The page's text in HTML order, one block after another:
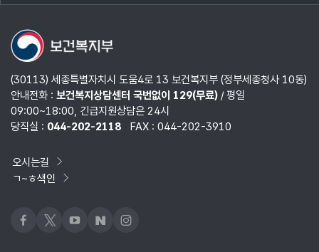
열기
(30113) 세종특별자치시 도움4로 13 보건복지부 (정부세종청사 10동)
안내전화 : 보건복지상담센터 국번없이 129(무료)/ 평일
09:00~18:00, 긴급지원상담은 24시
당직실 : 044-202-2118 FAX : 044-202-3910
오시는길
ㄱ~ㅎ색인
페이스북
x 유튜브네이버블로그
인스타그램